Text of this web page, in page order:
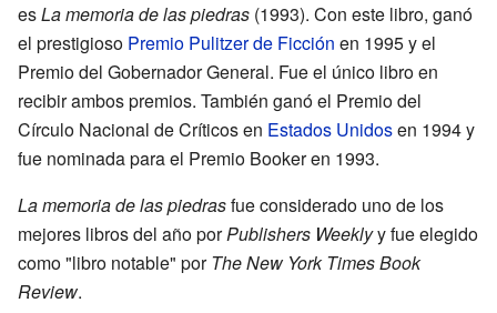
esLa memoria de las piedras (1993). Con este libro, ganó
el prestigioso Premio Pulitzer de Ficción en 1995 y el
Premio del Gobernador General. Fue el único libro en
recibir ambos premios. También ganó el Premio del
Círculo Nacional de Críticos en Estados Unidosen 1994 y
fue nominada para el Premio Booker en 1993.
La memoria de las piedrasfue considerado uno de los
mejores libros del año porPublishers Weeklyy fue elegido
como "libro notable" porThe New York Times Book
Review.